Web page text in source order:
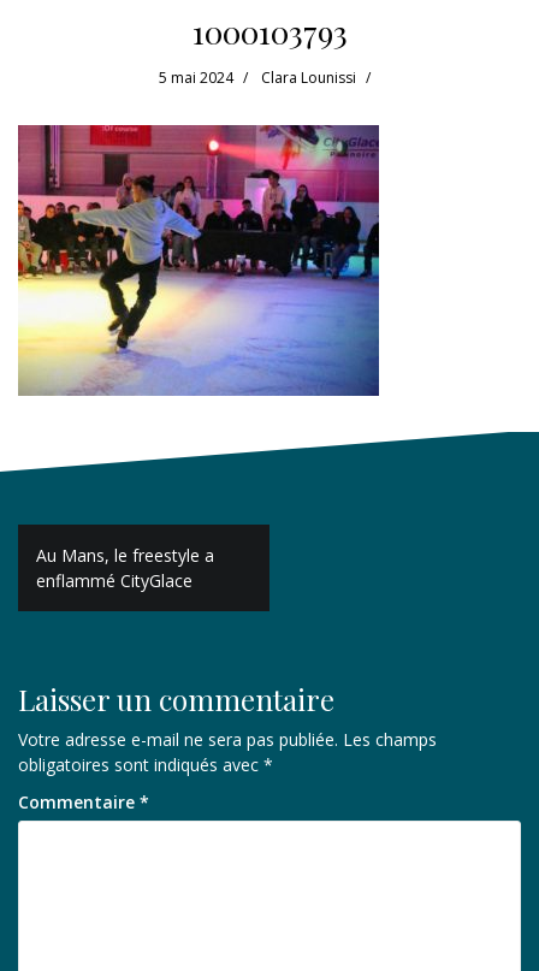
1000103793
5 mai 2024 Clara Lounissi
Navigation
de
l’article
Au Mans, le freestyle a
enflammé CityGlace
Laisser un commentaire
Votre adresse e-mail ne sera pas publiée. Les champs
obligatoires sont indiqués avec *
Commentaire *